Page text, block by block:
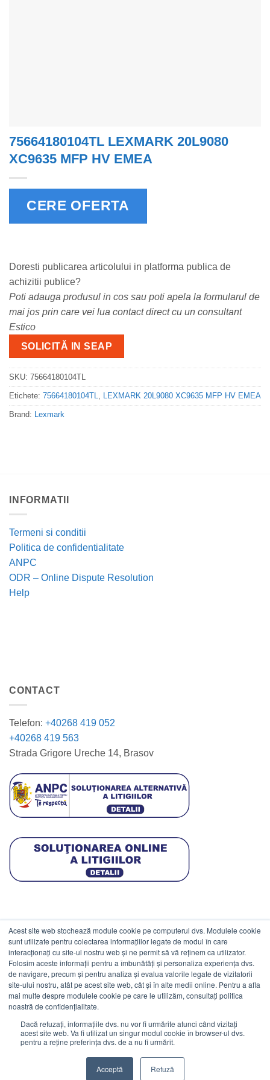
Acest site web stochează module cookie pe computerul dvs. Modulele cookie
sunt utilizate pentru colectarea informațiilor legate de modul în care
interacționați cu site-ul nostru web și ne permit să vă reținem ca utilizator.
Folosim aceste informații pentru a îmbunătăți și personaliza experiența dvs.
de navigare, precum și pentru analiza și evalua valorile legate de vizitatorii
site-ului nostru, atât pe acest site web, cât și în alte medii online. Pentru a afla
mai multe despre modulele cookie pe care le utilizăm, consultați politica
noastră de confidențialitate.
Dacă refuzați, informațiile dvs. nu vor fi urmărite atunci când vizitați
acest site web. Va fi utilizat un singur modul cookie în browser-ul dvs.
pentru a reține preferința dvs. de a nu fi urmărit.
Acceptă Refuză
75664180104TL LEXMARK 20L9080
XC9635 MFP HV EMEA
CERE OFERTA
Doresti publicarea articolului in platforma publica de
achizitii publice?
Poti adauga produsul in cos sau poti apela la formularul de
mai jos prin care vei lua contact direct cu un consultant
Estico
SOLICITĂ IN SEAP
SKU: 75664180104TL
Etichete: 75664180104TL LEXMARK 20L9080 XC9635 MFP HV EMEA
Brand: Lexmark
INFORMATII
Termeni si conditii
Politica de confidentialitate
ANPC
ODR – Online Dispute Resolution
Help
CONTACT
Telefon: +40268 419 052
+40268 419 563
Strada Grigore Ureche 14, Brasov
DATE COMERCIALE
ESTICO S.R.L.
CIF: RO1094402.
Reg.Com: J08/469/1991.
Visa MasterCard
Cash
On
Stripe
Estico S.R.L. 2026. Toate drepturile rezervate.